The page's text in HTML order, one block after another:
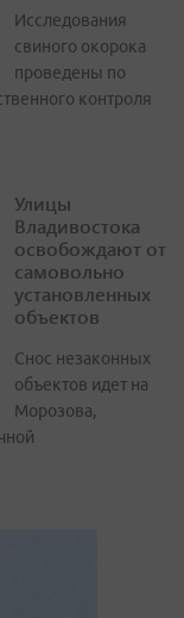
Исследования
свиного окорока
проведены по
контроля
Улицы
Владивостока
освобождают от
самовольно
установленных
объектов
Снос незаконных
объектов идет на
Морозова,